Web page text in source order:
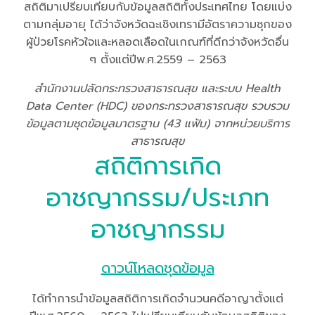
สถิติมาเปรียบเทียบกับข้อมูลสถิติทั้งประเทศไทย โดยแบ่ง
ตามกลุ่มอายุ ได้ว่าจังหวัดฉะเชิงเทรามีอัตราความชุกของ
ผู้ป่วยโรคหัวใจและหลอดเลือดในเกณฑ์ที่ดีกว่าจังหวัดอื่น
ๆ ตั้งแต่ปีพ.ศ.2559 – 2563
สำนักงานปลัดกระทรวงสาธารณสุข และระบบ Health
Data Center (HDC) ของกระทรวงสาธารณสุข รวบรวม
ข้อมูลตามชุดข้อมูลมาตรฐาน (43 แฟ้ม) จากหน่วยบริการ
สาธารณสุข
สถิติการเกิด
อาชญากรรม/ประเภท
อาชญากรรม
ดาวน์โหลดชุดข้อมูล
ได้ทำการนำข้อมูลสถิติการเกิดจำนวนคดีอาญาตั้งแต่